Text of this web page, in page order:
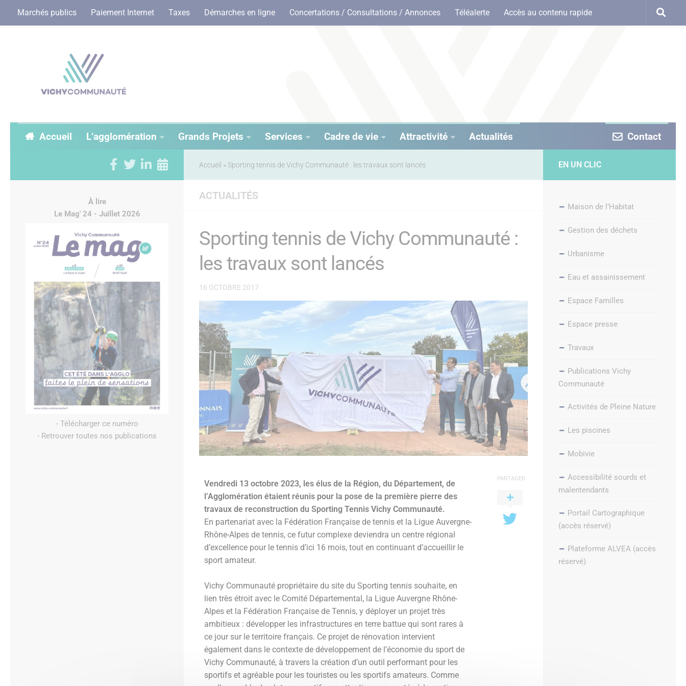
Marchés publics Paiement Internet Taxes Démarches en ligne Concertations / Consultations / Annonces Téléalerte Accès au contenu rapide
Accueil L’agglomération Grands Projets Services Cadre de vie Attractivité Actualités Contact
Accueil »Sporting tennis de Vichy Communauté : les travaux sont lancés
ACTUALITÉS
Sporting tennis de Vichy Communauté :
les travaux sont lancés
16 OCTOBRE 2017
Vendredi 13 octobre 2023, les élus de la Région, du Département, de
l’Agglomération étaient réunis pour la pose de la première pierre des
travaux de reconstruction du Sporting Tennis Vichy Communauté.
En partenariat avec la Fédération Française de tennis et la Ligue Auvergne-
Rhône-Alpes de tennis, ce futur complexe deviendra un centre régional
d’excellence pour le tennis d’ici 16 mois, tout en continuant d’accueillir le
sport amateur.
Vichy Communauté propriétaire du site du Sporting tennis souhaite, en
lien très étroit avec le Comité Départemental, la Ligue Auvergne Rhône-
Alpes et la Fédération Française de Tennis, y déployer un projet très
ambitieux : développer les infrastructures en terre battue qui sont rares à
ce jour sur le territoire français. Ce projet de rénovation intervient
également dans le contexte de développement de l’économie du sport de
Vichy Communauté, à travers la création d’un outil performant pour les
sportifs et agréable pour les touristes ou les sportifs amateurs. Comme
PARTAGER
À lire
Le Mag' 24 - Juillet 2026
- Télécharger ce numéro
- Retrouver toutes nos publications
EN UN CLIC
Maison de l’Habitat
Gestion des déchets
Urbanisme
Eau et assainissement
Espace Familles
Espace presse
Travaux
Publications Vichy
Communauté
Activités de Pleine Nature
Les piscines
Mobivie
Accessibilité sourds et
malentendants
Portail Cartographique
(accès réservé)
Plateforme ALVEA (accès
réservé)